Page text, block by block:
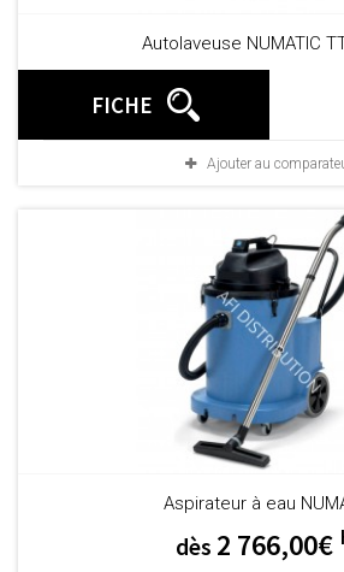
Autolaveuse NUMATIC
FICHE
Ajouter au
Aspirateur à eau
dès 2 766,00€